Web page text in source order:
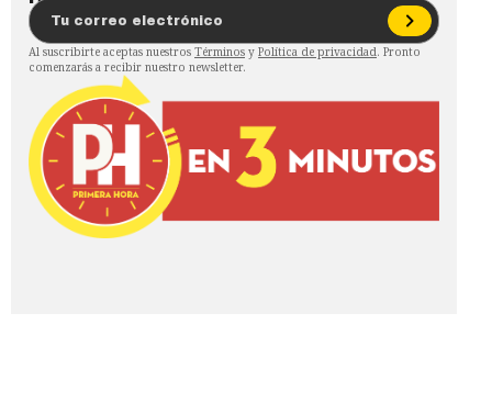
Al suscribirte aceptas nuestros Términos y Política de privacidad. Pronto
comenzarás a recibir nuestro newsletter.